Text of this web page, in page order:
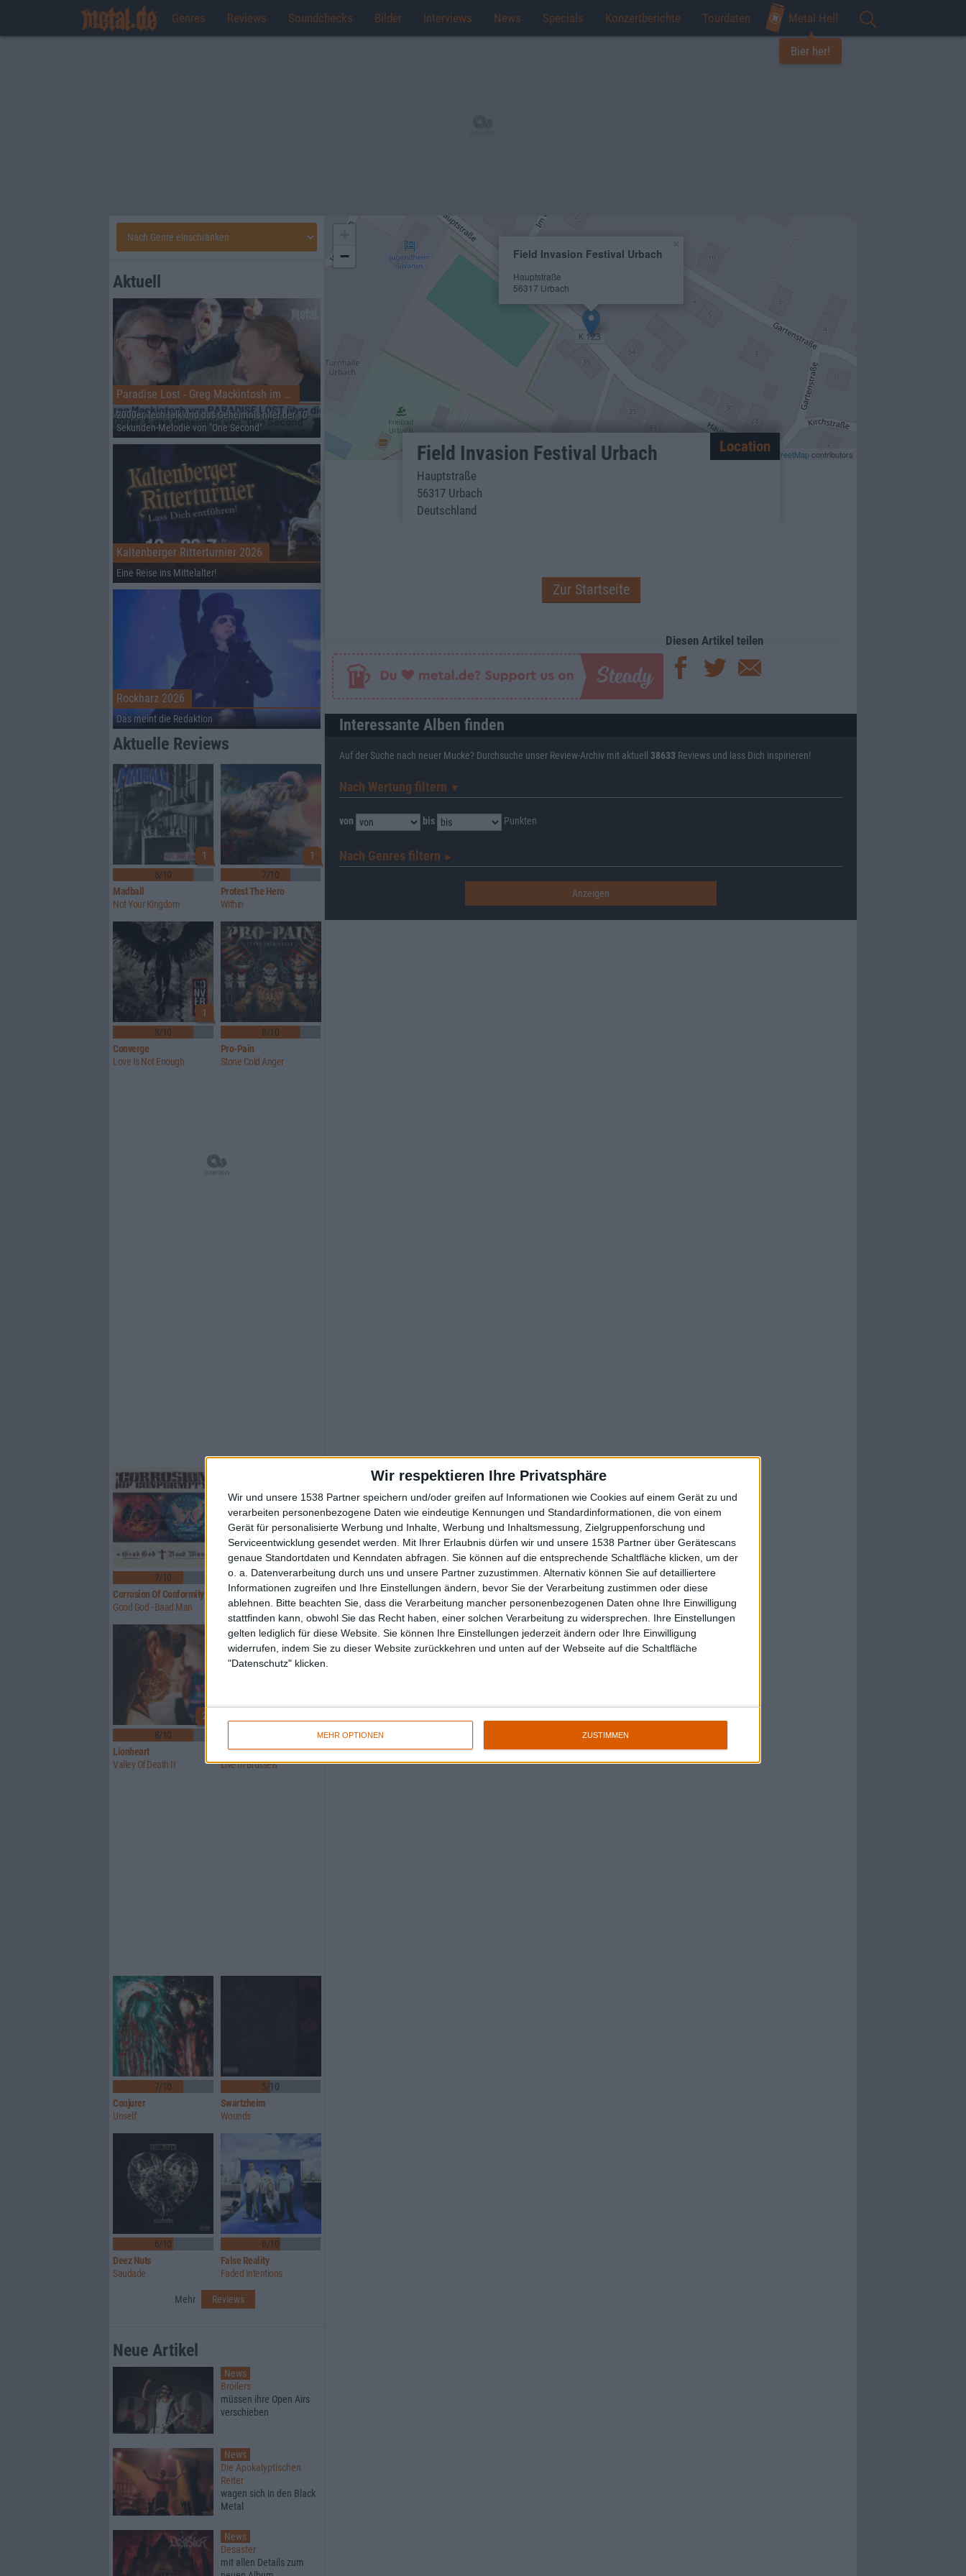
Wir respektieren Ihre Privatsphäre
Wir und unsere 1538 Partner speichern und/oder greifen auf Informationen wie Cookies auf einem Gerät zu und
verarbeiten personenbezogene Daten wie eindeutige Kennungen und Standardinformationen, die von einem
Gerät für personalisierte Werbung und Inhalte, Werbung und Inhaltsmessung, Zielgruppenforschung und
Serviceentwicklung gesendet werden.
Mit Ihrer Erlaubnis dürfen wir und unsere 1538 Partner über Gerätescans
genaue Standortdaten und Kenndaten abfragen. Sie können auf die entsprechende Schaltfläche klicken, um der
o. a. Datenverarbeitung durch uns und unsere Partner zuzustimmen. Alternativ können Sie auf detailliertere
Informationen zugreifen und Ihre Einstellungen ändern, bevor Sie der Verarbeitung zustimmen oder diese
ablehnen.
Bitte beachten Sie, dass die Verarbeitung mancher personenbezogenen Daten ohne Ihre Einwilligung
stattfinden kann, obwohl Sie das Recht haben, einer solchen Verarbeitung zu widersprechen. Ihre Einstellungen
gelten lediglich für diese Website. Sie können Ihre Einstellungen jederzeit ändern oder Ihre Einwilligung
widerrufen, indem Sie zu dieser Website zurückkehren und unten auf der Webseite auf die Schaltfläche
"Datenschutz" klicken.
MEHR OPTIONEN ZUSTIMMEN
Genres Reviews Soundchecks Bilder Interviews News Specials Konzertberichte Tourdaten Metal Hell
Bier her!
Field Invasion Festival Urbach
Hauptstraße
56317 Urbach
−
Leaflet| ©OpenStreetMapcontributors
Field Invasion Festival Urbach Location
Hauptstraße
56317 Urbach
Deutschland
Zur Startseite
Diesen Artikel teilen
Interessante Alben finden
Auf der Suche nach neuer Mucke? Durchsuche unser Review-Archiv mit aktuell 38633 Reviews und lass Dich inspirieren!
Nach Wertung filtern ▼︎
von bis Punkten
Nach Genres filtern ►︎
Aktuell
Paradise Lost - Greg Mackintosh im Interview auf dem RHZ
2000er, tech-talk und das Geheimnis hiter der 10-
Sekunden-Melodie von "One Second"
Kaltenberger Ritterturnier 2026
Eine Reise ins Mittelalter!
Rockharz 2026
Das meint die Redaktion
Aktuelle Reviews
1
8/10
Madball
Not Your Kingdom
1
7/10
Protest The Hero
Within
1
8/10
Converge
Love Is Not Enough
8/10
Pro-Pain
Stone Cold Anger
7/10
Corrosion Of Conformity
Good God - Baad Man
2
8/10
Rosa Faenskap
Ingenting Forblir
2
8/10
Lionheart
Valley Of Death II
Brutus (BE)
Live In Brussels
7/10
Conjurer
Unself
5/10
Swartzheim
Wounds
6/10
Deez Nuts
Saudade
6/10
False Reality
Faded Intentions
Mehr Reviews
Neue Artikel
News
Broilers
müssen ihre Open Airs
verschieben
News
Die Apokalyptischen
Reiter
wagen sich in den Black
Metal
News
Desaster
mit allen Details zum